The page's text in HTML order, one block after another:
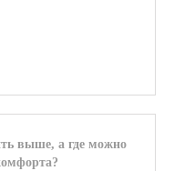
выше, а где можно